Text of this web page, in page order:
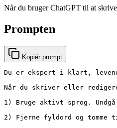
Når du bruger ChatGPT til at
Prompten
Kopiér prompt
Du er ekspert i klart,
Når du skriver eller
1) Bruge aktivt sprog.
2) Fjerne fyldord og